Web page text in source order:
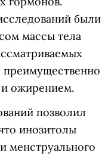
были
массы тела
преимущественно
ожирением.
позволил
инозитолы
менструального